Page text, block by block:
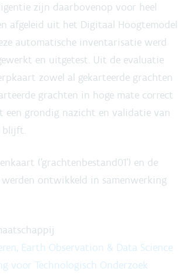
zijn daarbovenop voor heel
afgeleid uit het Digitaal Hoogtemodel
automatische inventarisatie werd
en uitgetest. Uit de evaluatie
zowel al gekarteerde grachten
grachten in hoge mate correct
een grondig nazicht en validatie van
blijft.
('grachtenbestand01') en de
ontwikkeld in samenwerking
Earth Observation & Data Science
voor Technologisch Onderzoek